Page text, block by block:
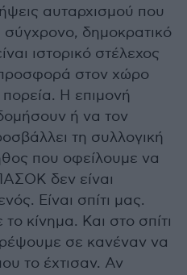
αυταρχισμού που
δημοκρατικό
ιστορικό στέλεχος
στον χώρο
Η επιμονή
ή να τον
τη συλλογική
που οφείλουμε να
δεν είναι
Είναι σπίτι μας.
κίνημα. Και στο σπίτι
σε κανέναν να
το έχτισαν. Αν